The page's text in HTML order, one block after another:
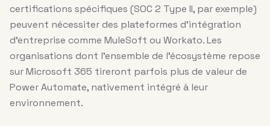
certifications spécifiques (SOC 2 Type II, par exemple)
peuvent nécessiter des plateformes d’intégration
d’entreprise comme MuleSoft ou Workato. Les
organisations dont l’ensemble de l’écosystème repose
sur Microsoft 365 tireront parfois plus de valeur de
Power Automate, nativement intégré à leur
environnement.